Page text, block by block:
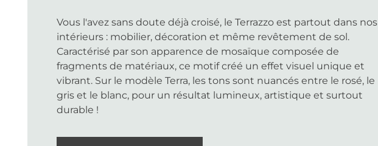
Vous l'avez sans doute déjà croisé, le Terrazzo est partout dans nos
intérieurs : mobilier, décoration et même revêtement de sol.
Caractérisé par son apparence de mosaïque composée de
fragments de matériaux, ce motif créé un effet visuel unique et
vibrant. Sur le modèle Terra, les tons sont nuancés entre le rosé, le
gris et le blanc, pour un résultat lumineux, artistique et surtout
durable !